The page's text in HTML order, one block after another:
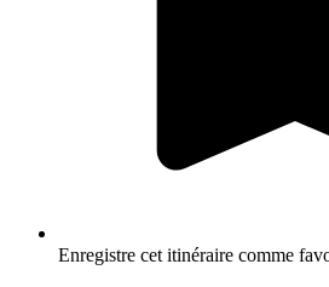
Enregistre cet itinéraire comme